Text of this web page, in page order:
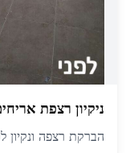
ניקיון רצפת
הברקת רצפה ונקיון